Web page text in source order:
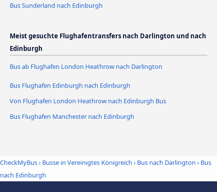
Bus Sunderland nach Edinburgh
Meist gesuchte Flughafentransfers nach Darlington und nach
Edinburgh
Bus ab Flughafen London Heathrow nach Darlington
Bus Flughafen Edinburgh nach Edinburgh
Von Flughafen London Heathrow nach Edinburgh Bus
Bus Flughafen Manchester nach Edinburgh
CheckMyBus› Busse in Vereinigtes Königreich › Bus nach Darlington › Bus
nach Edinburgh